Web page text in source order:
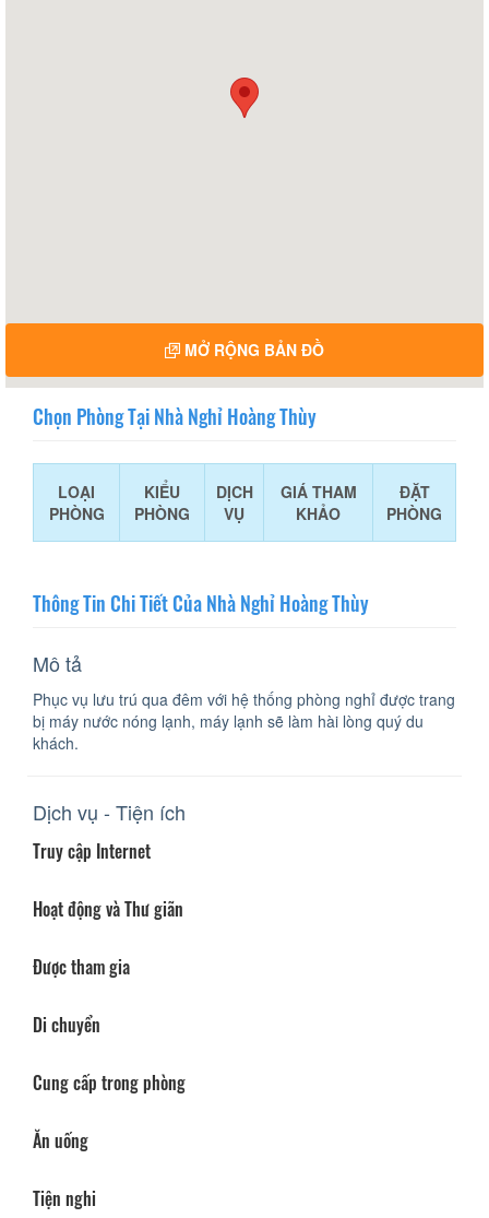
MỞ RỘNG BẢN ĐỒ
Chọn Phòng Tại Nhà Nghỉ Hoàng Thùy
LOẠI
PHÒNG
KIỂU
PHÒNG
DỊCH
VỤ
GIÁ THAM
KHẢO
ĐẶT
PHÒNG
Thông Tin Chi Tiết Của Nhà Nghỉ Hoàng Thùy
Mô tả
Phục vụ lưu trú qua đêm với hệ thống phòng nghỉ được trang
bị máy nước nóng lạnh, máy lạnh sẽ làm hài lòng quý du
khách.
Dịch vụ - Tiện ích
Truy cập Internet
Hoạt động và Thư giãn
Được tham gia
Di chuyển
Cung cấp trong phòng
Ăn uống
Tiện nghi